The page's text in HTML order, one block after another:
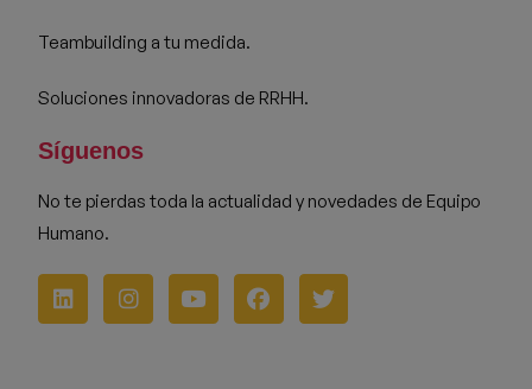
Teambuilding a tu medida.
Soluciones innovadoras de RRHH.
Síguenos
No te pierdas toda la actualidad y novedades de Equipo
Humano.